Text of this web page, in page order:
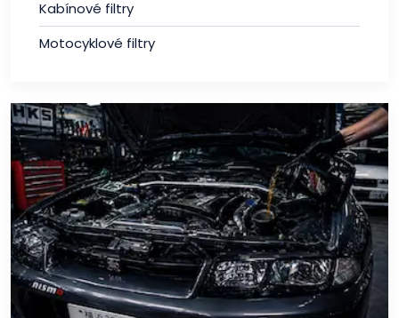
Kabínové filtry
Motocyklové filtry